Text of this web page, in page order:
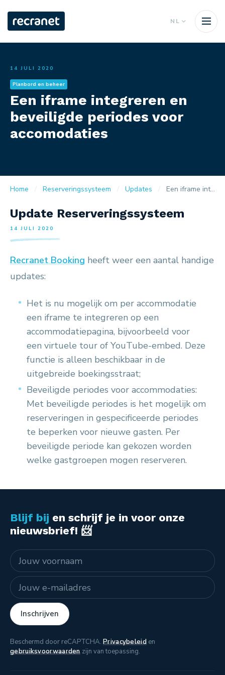
NL
14 JULI 2020
Planbord en beheer
Een iframe integreren en
beveiligde periodes voor
accomodaties
Home Reserveringssysteem Updates Een iframe integreren en beveiligde periodes voor accomodaties
Update Reserveringssysteem
14 JULI 2020
Recranet Booking heeft weer een aantal handige
updates:
Het is nu mogelijk om per accommodatie
een iframe te integreren op een
accommodatiepagina, bijvoorbeeld voor
een virtuele tour of YouTube-embed. Deze
functie is alleen beschikbaar in de
uitgebreide boekingsstraat;
Beveiligde periodes voor accommodaties:
Met beveiligde periodes is het mogelijk om
reserveringen in gespecificeerde periodes
te beperken voor nieuwe gasten. Per
beveiligde periode kan gekozen worden
welke gastgroepen mogen reserveren.
Blijf bij en schrijf je in voor onze
nieuwsbrief! 📨
Naam
E-mailadres
Inschrijven
Beschermd door reCAPTCHA. Privacybeleiden
gebruiksvoorwaardenzijn van toepassing.